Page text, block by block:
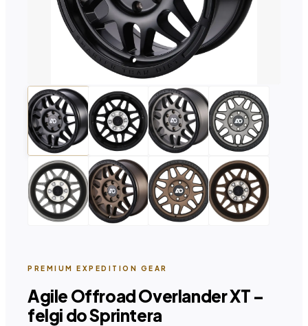
PREMIUM EXPEDITION GEAR
Agile Offroad Overlander XT –
felgi do Sprintera